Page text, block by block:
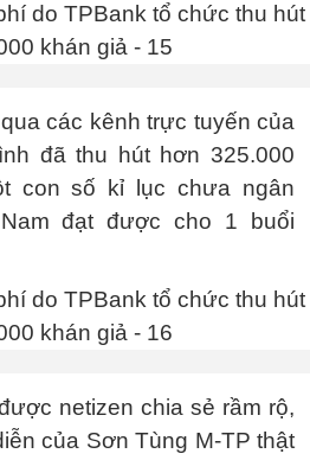
các kênh trực tuyến của
đã thu hút hơn 325.000
con số kỉ lục chưa ngân
đạt được cho 1 buổi
netizen chia sẻ rầm rộ,
của Sơn Tùng M-TP thật